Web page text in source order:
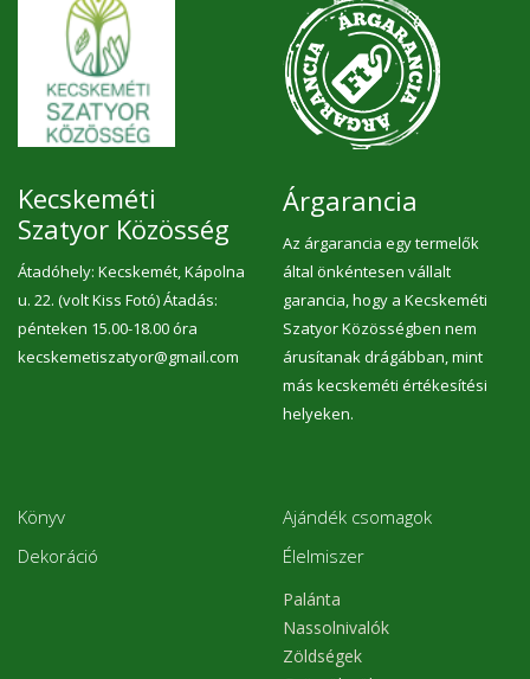
Kecskeméti
Szatyor Közösség
Átadóhely: Kecskemét, Kápolna
u. 22. (volt Kiss Fotó) Átadás:
pénteken 15.00-18.00 óra
kecskemetiszatyor@gmail.com
Árgarancia
Az árgarancia egy termelők
által önkéntesen vállalt
garancia, hogy a Kecskeméti
Szatyor Közösségben nem
árusítanak drágábban, mint
más kecskeméti értékesítési
helyeken.
Könyv
Dekoráció
Ajándék csomagok
Élelmiszer
Palánta
Nassolnivalók
Zöldségek